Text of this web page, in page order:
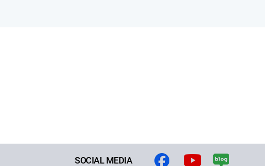
SOCIAL MEDIA